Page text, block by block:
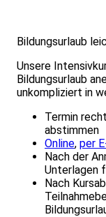
Bildungsurlaub
Unsere
Bildungsurlaub
unkompliziert in
Termin
abstimmen
Online, per
Nach der
Unterlagen
Nach